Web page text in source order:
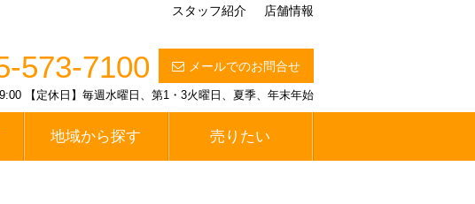
スタッフ紹介 店舗情報
メールでのお問合せ
573-7100
【定休日】毎週水曜日、第1・3火曜日、夏季、年末年始
地域から探す 売りたい